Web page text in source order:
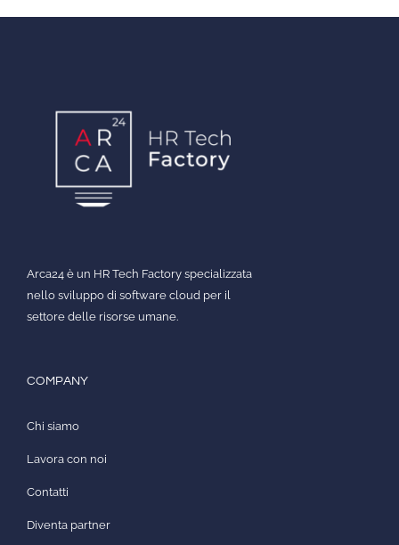
Arca24 è un HR Tech Factory specializzata
nello sviluppo di software cloud per il
settore delle risorse umane.
COMPANY
Chi siamo
Lavora con noi
Contatti
Diventa partner